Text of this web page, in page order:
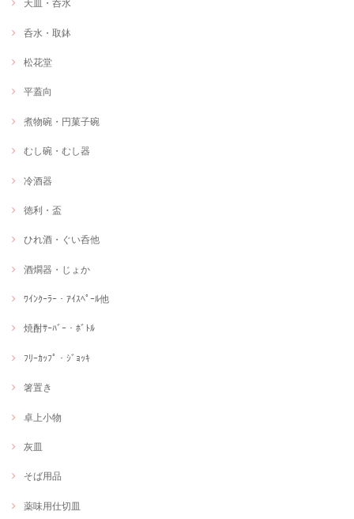
天皿・呑水
呑水・取鉢
松花堂
平蓋向
煮物碗・円菓子碗
むし碗・むし器
冷酒器
徳利・盃
ひれ酒・ぐい呑他
酒燗器・じょか
ﾜｲﾝｸｰﾗｰ・ｱｲｽﾍﾟｰﾙ他
焼酎ｻｰﾊﾞｰ・ﾎﾞﾄﾙ
ﾌﾘｰｶｯﾌﾟ・ｼﾞｮｯｷ
箸置き
卓上小物
灰皿
そば用品
薬味用仕切皿